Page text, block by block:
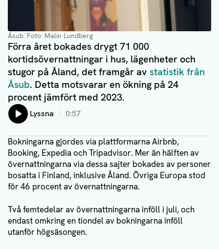
Åsub. Foto: Malin Lundberg
Förra året bokades drygt 71 000
kortidsövernattningar i hus, lägenheter och
stugor på Åland, det framgår av statistik från
Åsub. Detta motsvarar en ökning på 24
procent jämfört med 2023.
Lyssna 0:57
Bokningarna gjordes via plattformarna Airbnb,
Booking, Expedia och Tripadvisor. Mer än hälften av
övernattningarna via dessa sajter bokades av personer
bosatta i Finland, inklusive Åland. Övriga Europa stod
för 46 procent av övernattningarna.
Två femtedelar av övernattningarna inföll i juli, och
endast omkring en tiondel av bokningarna inföll
utanför högsäsongen.